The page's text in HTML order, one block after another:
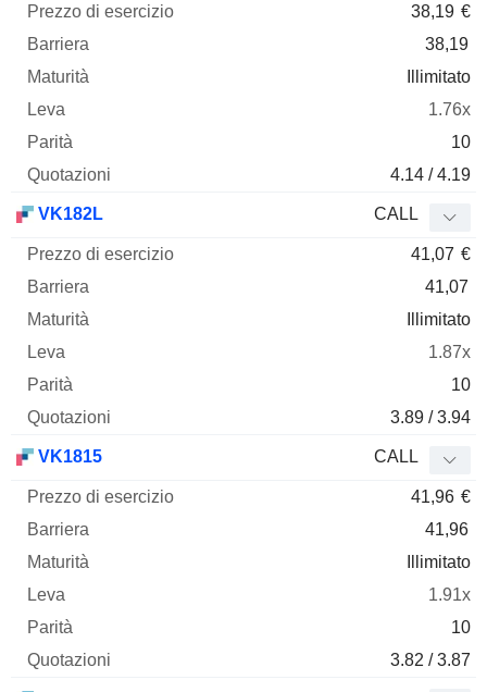
38,19 €
38,19
Illimitato
1.76x
10
4.14 / 4.19
VK182L CALL
41,07 €
41,07
Illimitato
1.87x
10
3.89 / 3.94
VK1815 CALL
41,96 €
41,96
Illimitato
1.91x
10
3.82 / 3.87